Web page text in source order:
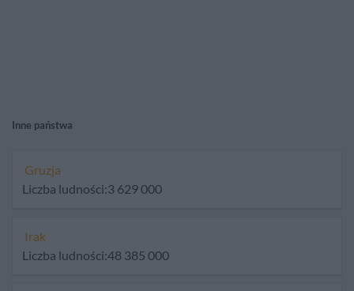
Inne państwa
Gruzja
Liczba ludności:3 629 000
Irak
Liczba ludności:48 385 000